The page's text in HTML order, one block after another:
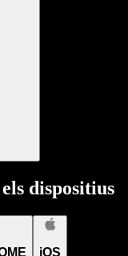
dispositius
iOS